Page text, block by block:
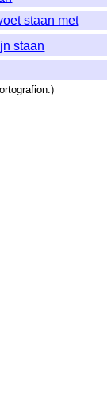
staan met
staan
ortografion.)